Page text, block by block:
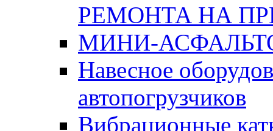
РЕМОНТА НА
МИНИ-
Навесное
автопогрузчиков
Вибрационные